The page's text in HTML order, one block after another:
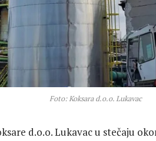
Foto: Koksara d.o.o. Lukavac
d.o.o. Lukavac u stečaju